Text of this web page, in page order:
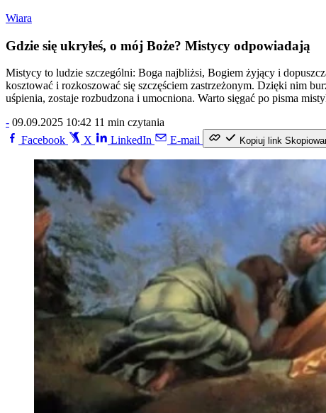
Wiara
Gdzie się ukryłeś, o mój Boże? Mistycy odpowiadają
Mistycy to ludzie szczególni: Boga najbliżsi, Bogiem żyjący i
kosztować i rozkoszować się szczęściem zastrzeżonym. Dzięki nim
uśpienia, zostaje rozbudzona i umocniona. Warto sięgać po pisma
- 09.09.2025 10:42 11 min czytania
Facebook
X LinkedIn E-mail Kopiuj link